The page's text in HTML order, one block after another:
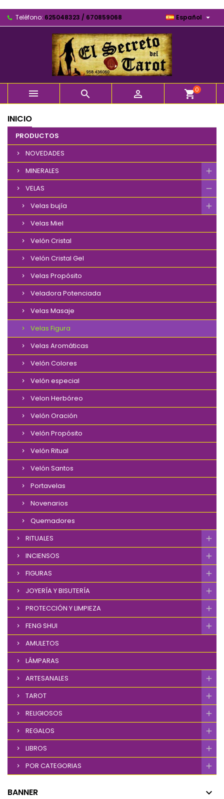
Teléfono: 625048323 / 670859068 Español 
   shopping_cart0
INICIO
PRODUCTOS
NOVEDADES
MINERALES
VELAS
Velas bujía
Velas Miel
Velón Cristal
Velón Cristal Gel
Velas Propósito
Veladora Potenciada
Velas Masaje
Velas Figura
Velas Aromáticas
Velón Colores
Velón especial
Velon Herbóreo
Velón Oración
Velón Propósito
Velón Ritual
Velón Santos
Portavelas
Novenarios
Quemadores
RITUALES
INCIENSOS
FIGURAS
JOYERÍA Y BISUTERÍA
PROTECCIÓN Y LIMPIEZA
FENG SHUI
AMULETOS
LÁMPARAS
ARTESANALES
TAROT
RELIGIOSOS
REGALOS
LIBROS
POR CATEGORIAS
BANNER